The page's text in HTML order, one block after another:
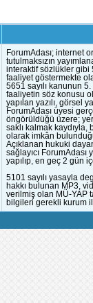
ForumAdası; internet
tutulmaksızın
interaktif sözlükler gibi
faaliyet göstermekte
5651 sayılı kanunun
faaliyetin söz konusu
yapılan yazılı, görsel
ForumAdası üyesi
öngörüldüğü üzere;
saklı kalmak
olarak imkân
Açıklanan hukuki
sağlayıcı
yapılıp, en geç 2 gün
5101 sayılı yasayla
hakkı bulunan MP3,
verilmiş olan MÜ-YAP
bilgileri gerekli kurum